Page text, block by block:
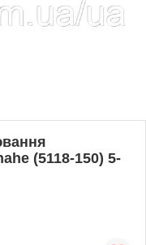
(5118-150) 5-